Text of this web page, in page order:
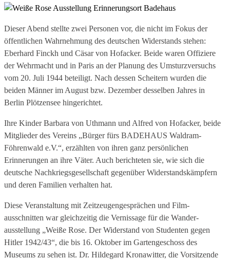
Dieser Abend stellte zwei Personen vor, die nicht im Fokus der
öffentlichen Wahrnehmung des deutschen Widerstands stehen:
Eberhard Finckh und Cäsar von Hof­acker. Beide waren Offiziere
der Wehrmacht und in Paris an der Planung des Umsturz­versuchs
vom 20. Juli 1944 be­teiligt. Nach dessen Scheitern wurden die
beiden Männer im August bzw. Dezember desselben Jahres in
Berlin­ Plötzensee hingerichtet.
Ihre Kinder Barbara von Uthmann und Alfred von Hofacker, beide
Mitglieder des Vereins „Bürger fürs BADEHAUS Waldram­-
Föhrenwald e.V.“, erzählten von ihren ganz persönlichen
Erinnerungen an ihre Väter. Auch berichteten sie, wie sich die
deutsche Nach­kriegsgesellschaft gegenüber Widerstandskämpfern
und deren Familien verhalten hat.
Diese Veranstaltung mit Zeit­zeugengesprächen und Film­
ausschnitten war gleichzeitig die Vernissage für die Wander­
ausstellung „Weiße Rose. Der Widerstand von Studenten gegen
Hitler 1942/43“, die bis 16. Oktober im Gartengeschoss des
Museums zu sehen ist. Dr. Hildegard Kronawitter, die Vorsitzende